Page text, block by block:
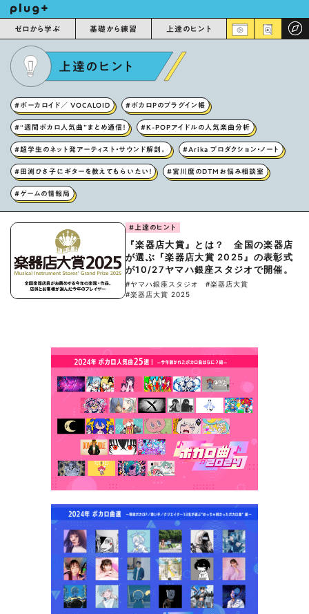
ゼロから学ぶ 基礎から練習 上達のヒント
上達のヒント
#ボーカロイド／ VOCALOID #ボカロPのプラグイン帳
#“週間ボカロ人気曲”まとめ通信！ #K-POPアイドルの人気楽曲分析
#超学生のネット発アーティスト・サウンド解剖。 #Arika プロダクション・ノート
#田渕ひさ子にギターを教えてもらいたい！ #宮川麿のDTMお悩み相談室
#ゲームの情報局
#上達のヒント
『楽器店大賞』とは？ 全国の楽器店
が選ぶ『楽器店大賞 2025』の表彰式
が10/27ヤマハ銀座スタジオで開催。
#ヤマハ銀座スタジオ
#楽器店大賞
#楽器店大賞 2025